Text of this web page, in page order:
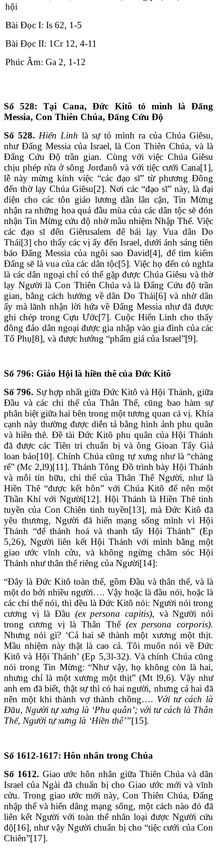
hội
Bài Ðọc I: Is 62, 1-5
Bài Ðọc II: 1Cr 12, 4-11
Phúc Âm: Ga 2, 1-12
Số 528: Tại Cana, Đức Kitô tỏ mình là Đấng
Messia, Con Thiên Chúa, Đấng Cứu Độ
Số 528. Hiển Linh là sự tỏ mình ra của Chúa Giêsu,
như Đấng Messia của Israel, là Con Thiên Chúa, và là
Đấng Cứu Độ trần gian. Cùng với việc Chúa Giêsu
chịu phép rửa ở sông Jorđanô và với tiệc cưới Cana[1],
lễ này mừng kính việc “các đạo sĩ” từ phương Đông
đến thờ lạy Chúa Giêsu[2]. Nơi các “đạo sĩ” này, là đại
diện cho các tôn giáo lương dân lân cận, Tin Mừng
nhận ra những hoa quả đầu mùa của các dân tộc sẽ đón
nhận Tin Mừng cứu độ nhờ mầu nhiệm Nhập Thể. Việc
các đạo sĩ đến Giêrusalem để bái lạy Vua dân Do
Thái[3] cho thấy các vị ấy đến Israel, dưới ánh sáng tiên
báo Đấng Messia của ngôi sao Đavid[4], để tìm kiếm
Đấng sẽ là vua của các dân tộc[5]. Việc họ đến có nghĩa
là các dân ngoại chỉ có thể gặp được Chúa Giêsu và thờ
lạy Người là Con Thiên Chúa và là Đấng Cứu độ trần
gian, bằng cách hướng về dân Do Thái[6] và nhờ dân
ấy mà lãnh nhận lời hứa về Đấng Messia như đã được
ghi chép trong Cựu Ước[7]. Cuộc Hiển Linh cho thấy
đông đảo dân ngoại được gia nhập vào gia đình của các
Tổ Phụ[8], và được hưởng “phẩm giá của Israel”[9].
Số 796: Giáo Hội là hiền thê của Đức Kitô
Số 796. Sự hợp nhất giữa Đức Kitô và Hội Thánh, giữa
Đầu và các chi thể của Thân Thể, cũng bao hàm sự
phân biệt giữa hai bên trong một tương quan cá vị. Khía
cạnh này thường được diễn tả bằng hình ảnh phu quân
và hiền thê. Đề tài Đức Kitô phu quân của Hội Thánh
đã được các Tiên tri chuẩn bị và ông Gioan Tẩy Giả
loan báo[10]. Chính Chúa cũng tự xưng như là “chàng
rể” (Mc 2,l9)[11]. Thánh Tông Đồ trình bày Hội Thánh
và mỗi tín hữu, chi thể của Thân Thể Người, như là
Hiền Thê “được kết hôn” với Chúa Kitô để nên một
Thần Khí với Người[12]. Hội Thánh là Hiền Thê tinh
tuyền của Con Chiên tinh tuyền[13], mà Đức Kitô đã
yêu thương, Người đã hiến mạng sống mình vì Hội
Thánh “để thánh hoá và thanh tẩy Hội Thánh” (Ep
5,26), Người liên kết Hội Thánh với mình bằng một
giao ước vĩnh cửu, và không ngừng chăm sóc Hội
Thánh như thân thể riêng của Người[14]:
“Đây là Đức Kitô toàn thể, gồm Đầu và thân thể, và là
một do bởi nhiều người…. Vậy hoặc là đầu nói, hoặc là
các chi thể nói, thì đều là Đức Kitô nói: Người nói trong
cương vị là Đầu (ex persona capitis), và Người nói
trong cương vị là Thân Thể (ex persona corporis).
Nhưng nói gì? ‘Cả hai sẽ thành một xương một thịt.
Mầu nhiệm này thật là cao cả. Tôi muốn nói về Đức
Kitô và Hội Thánh’ (Ep 5,3l-32). Và chính Chúa cũng
nói trong Tin Mừng: “Như vậy, họ không còn là hai,
nhưng chỉ là một xương một thịt” (Mt l9,6). Vậy như
anh em đã biết, thật sự thì có hai người, nhưng cả hai đã
nên một khi thành vợ thành chồng…. Với tư cách là
Đầu, Người tự xưng là ‘Phu quân’; với tư cách là Thân
Thể, Người tự xưng là ‘Hiền thê’”[15].
Số 1612-1617: Hôn nhân trong Chúa
Số 1612. Giao ước hôn nhân giữa Thiên Chúa và dân
Israel của Ngài đã chuẩn bị cho Giao ước mới và vĩnh
cửu. Trong giao ước mới này, Con Thiên Chúa, Đấng
nhập thể và hiến dâng mạng sống, một cách nào đó đã
liên kết Người với toàn thể nhân loại được Người cứu
độ[16], như vậy Người chuẩn bị cho “tiệc cưới của Con
Chiên”[17].